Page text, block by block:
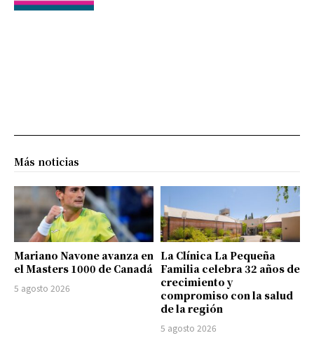
Más noticias
Mariano Navone avanza en
el Masters 1000 de Canadá
5 agosto 2026
La Clínica La Pequeña
Familia celebra 32 años de
crecimiento y
compromiso con la salud
de la región
5 agosto 2026